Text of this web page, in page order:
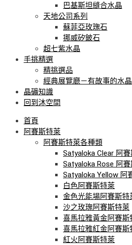
巴基斯坦縫合水晶
天地公司系列
蘇菲亞玫瑰石
挪威矽鈹石
超七紫水晶
手挑精選
精挑選品
經典展覽廳－有故事的水
晶礦知識
回到沐空間
首頁
阿賽斯特萊
阿賽斯特萊各種類
Satyaloka Clear 阿
Satyaloka Rose 阿
Satyaloka Yellow 阿
白色阿賽斯特萊
金色光能場阿賽斯特
沙之玫瑰阿賽斯特萊
喜馬拉雅黃金阿賽斯
喜馬拉雅紅金阿賽斯
紅火阿賽斯特萊